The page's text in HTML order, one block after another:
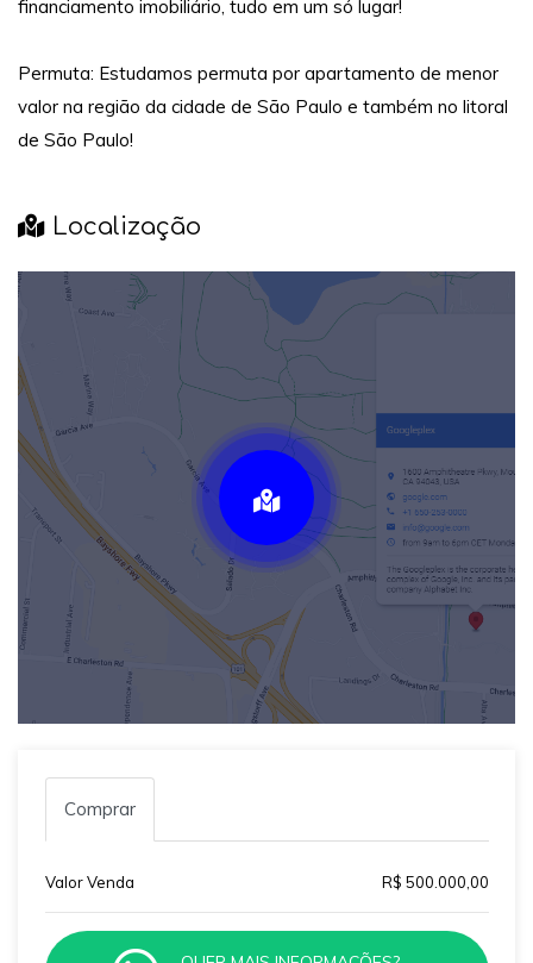
financiamento imobiliário, tudo em um só lugar!
Permuta: Estudamos permuta por apartamento de menor
valor na região da cidade de São Paulo e também no litoral
de São Paulo!
Localização
Comprar
Valor Venda R$ 500.000,00